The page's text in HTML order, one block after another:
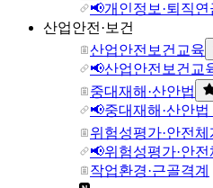
📢개인정보·퇴직
산업안전·보건
산업안전보건교육
📢산업안전보건교
중대재해·산안법
📢중대재해·산안
위험성평가·안전체
📢위험성평가·안
작업환경·근골격계